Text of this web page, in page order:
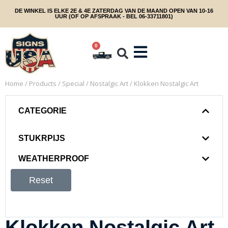
DE WINKEL IS ELKE 2E & 4E ZATERDAG VAN DE MAAND OPEN VAN 10-16
UUR (OF OP AFSPRAAK - BEL 06-33711801)
0
Home / Products / Special / Nostalgic Art/ Klokken Nostalgic Art
CATEGORIE
STUKRPIJS
WEATHERPROOF
Reset